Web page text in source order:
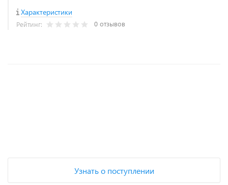
Характеристики
Рейтинг: 0 отзывов
Узнать о поступлении